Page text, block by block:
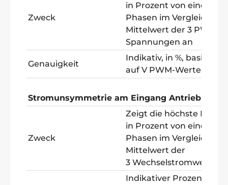
Zweck
in Prozent von einer der
Phasen im Vergleich
Mittelwert der 3 PWM-
Spannungen an
Genauigkeit
Indikativ, in %, basierend
auf V PWM-Werten
Stromunsymmetrie am Eingang Antrieb
Zweck
Zeigt die höchste
in Prozent von einer der
Phasen im Vergleich
Mittelwert der
3 Wechselstromwerte
Indikativer Prozentsatz